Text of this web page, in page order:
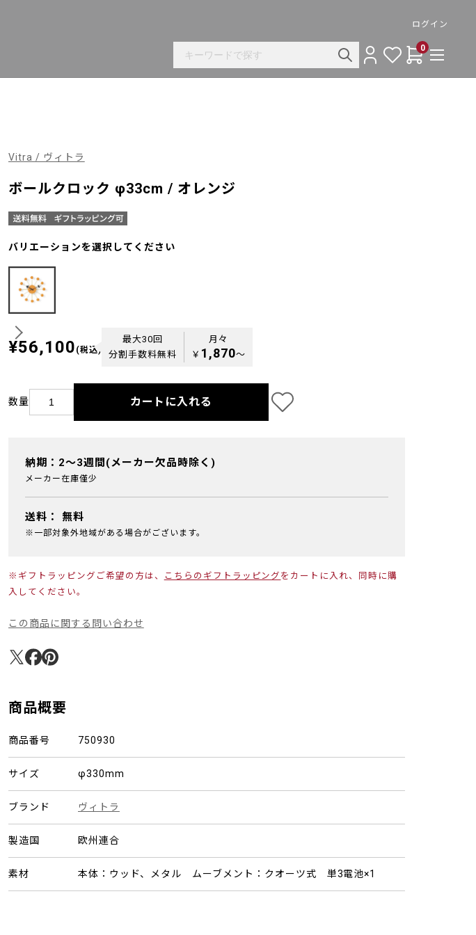
ログイン
0
Vitra / ヴィトラ
ボールクロック φ33cm / オレンジ
バリエーションを選択してください
¥56,100 (税込)
最大30回
分割手数料無料
月々
￥ 1,870〜
数量 カートに入れる
納期：2～3週間(メーカー欠品時除く)
メーカー在庫僅少
送料： 無料
※一部対象外地域がある場合がございます。
※ギフトラッピングご希望の方は、 こちらのギフトラッピング をカートに入れ、同時に購
入してください。
この商品に関する問い合わせ
商品概要
商品番号 750930
サイズ φ330mm
ブランド ヴィトラ
製造国 欧州連合
素材 本体：ウッド、メタル ムーブメント：クオーツ式 単3電池×1